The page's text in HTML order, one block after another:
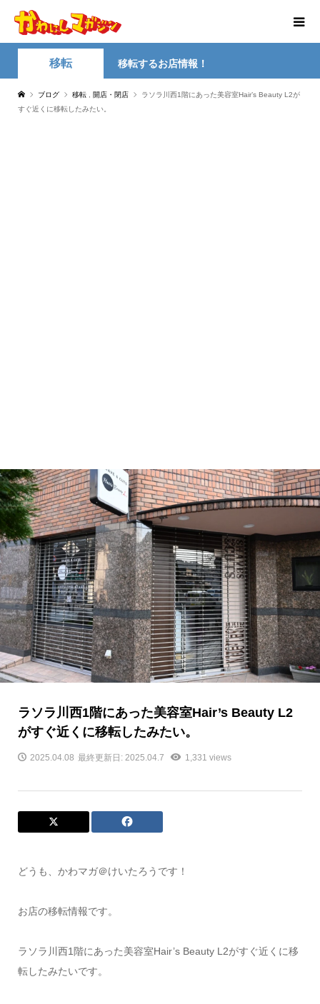
移転 移転するお店情報！
ブログ 移転 開店・閉店
ラソラ川西1階にあった美容室Hair’s Beauty L2が
すぐ近くに移転したみたい。
ラソラ川西1階にあった美容室Hair’s Beauty L2
がすぐ近くに移転したみたい。
2025.04.08 最終更新日: 2025.04.7 1,331 views
どうも、かわマガ＠けいたろうです！
お店の移転情報です。
ラソラ川西1階にあった美容室Hair’s Beauty L2がすぐ近くに移
転したみたいです。